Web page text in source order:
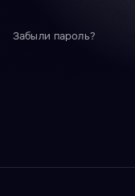
Забыли пароль?